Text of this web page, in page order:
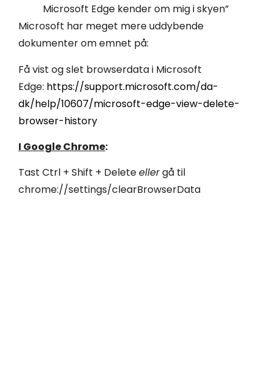
Microsoft Edge kender om mig i skyen”
Microsoft har meget mere uddybende
dokumenter om emnet på:
Få vist og slet browserdata i Microsoft
Edge: https://support.microsoft.com/da-
dk/help/10607/microsoft-edge-view-delete-
browser-history
I Google Chrome:
Tast Ctrl + Shift + Deleteellergå til
chrome://settings/clearBrowserData